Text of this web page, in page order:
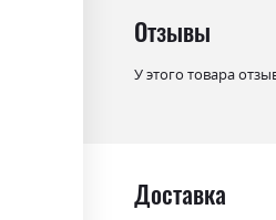
Отзывы
У этого товара
Доставка